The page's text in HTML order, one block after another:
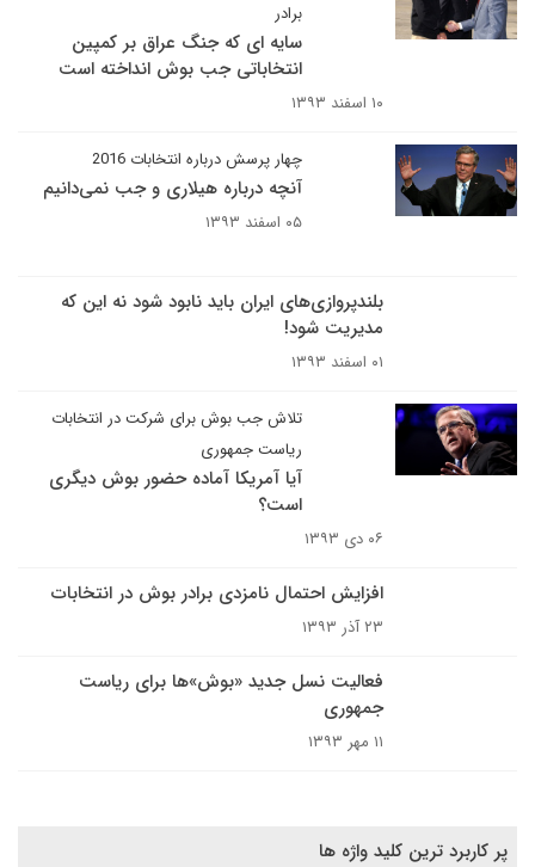
برادر
سایه ای که جنگ عراق بر کمپین
انتخاباتی جب بوش انداخته است
۱۰ اسفند ۱۳۹۳
چهار پرسش درباره انتخابات 2016
آنچه درباره هیلاری و جب نمی‌دانیم
۰۵ اسفند ۱۳۹۳
بلندپروازی‌های ایران باید نابود شود نه این که
مدیریت شود!
۰۱ اسفند ۱۳۹۳
تلاش جب بوش برای شرکت در انتخابات
ریاست جمهوری
آیا آمریکا آماده حضور بوش دیگری
است؟
۰۶ دی ۱۳۹۳
افزایش احتمال نامزدی برادر بوش در انتخابات
۲۳ آذر ۱۳۹۳
فعالیت نسل جدید «بوش»ها برای ریاست
جمهوری
۱۱ مهر ۱۳۹۳
پر کاربرد ترین کلید واژه ها